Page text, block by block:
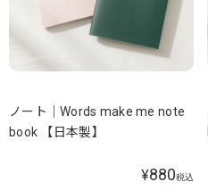
ノート｜Words make me note
book 【日本製】
¥880税込